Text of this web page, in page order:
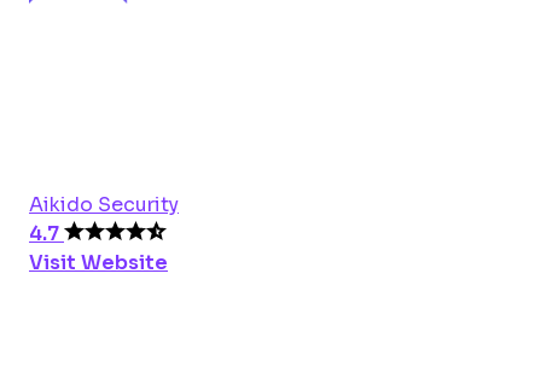
Aikido Security
4.7
Visit Website